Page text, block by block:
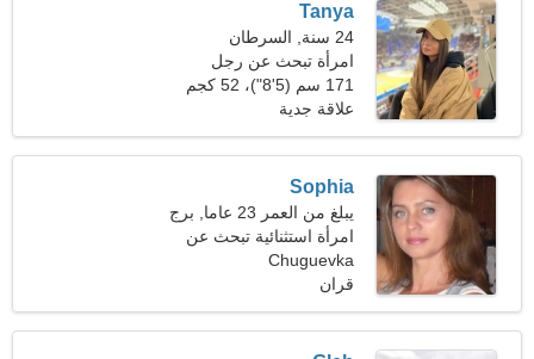
Tanya
24 سنة, السرطان
امرأة تبحث عن رجل
171 سم (5'8")، 52 كجم
(114 رطلا)
علاقة جدية
Sophia
يبلغ من العمر 23 عاما, برج
الحوت
امرأة استثنائية تبحث عن
علاقة جدية
Chuguevka
قران